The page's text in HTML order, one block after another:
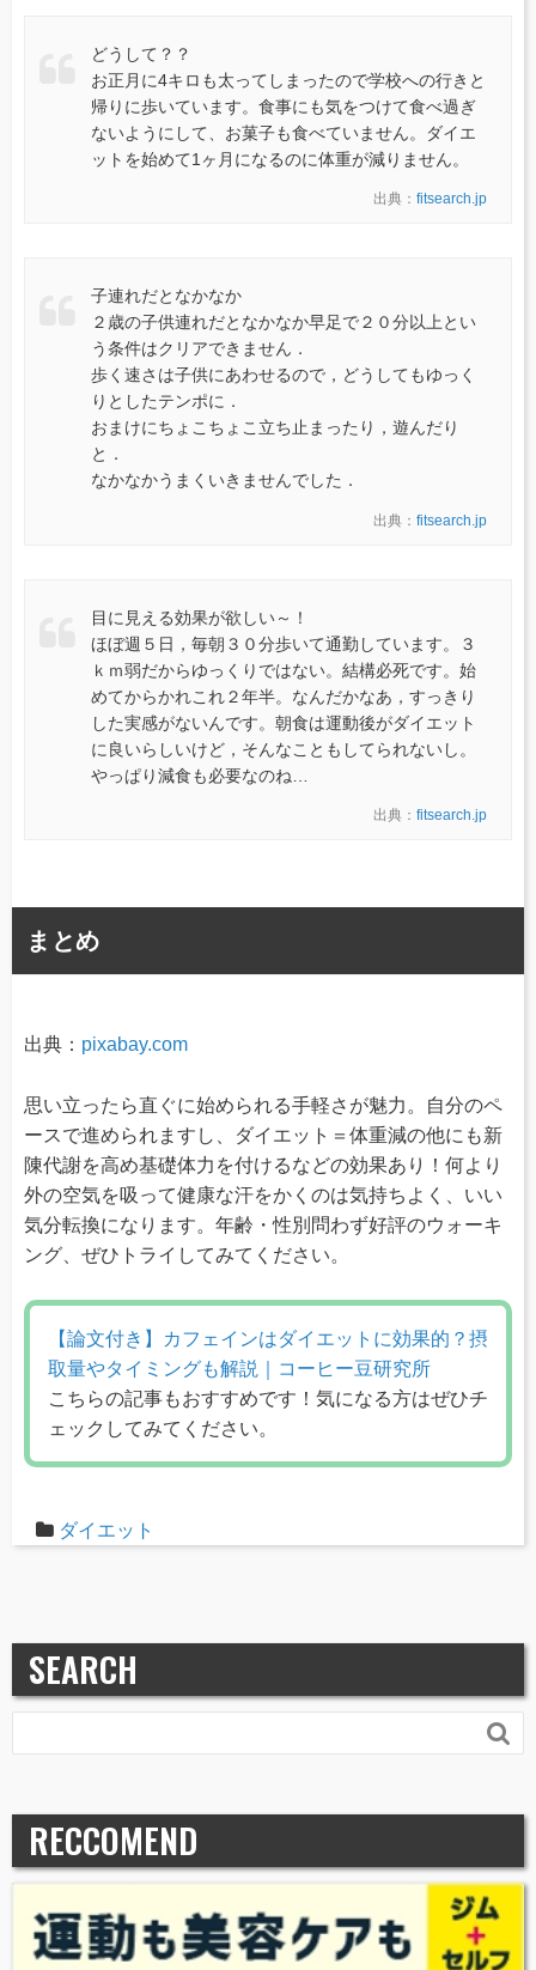
どうして？？
お正月に4キロも太ってしまったので学校への行きと
帰りに歩いています。食事にも気をつけて食べ過ぎ
ないようにして、お菓子も食べていません。ダイエ
ットを始めて1ヶ月になるのに体重が減りません。
出典： fitsearch.jp
子連れだとなかなか
２歳の子供連れだとなかなか早足で２０分以上とい
う条件はクリアできません．
歩く速さは子供にあわせるので，どうしてもゆっく
りとしたテンポに．
おまけにちょこちょこ立ち止まったり，遊んだり
と．
なかなかうまくいきませんでした．
出典： fitsearch.jp
目に見える効果が欲しい～！
ほぼ週５日，毎朝３０分歩いて通勤しています。３
ｋｍ弱だからゆっくりではない。結構必死です。始
めてからかれこれ２年半。なんだかなあ，すっきり
した実感がないんです。朝食は運動後がダイエット
に良いらしいけど，そんなこともしてられないし。
やっぱり減食も必要なのね…
出典： fitsearch.jp
まとめ
出典： pixabay.com
思い立ったら直ぐに始められる手軽さが魅力。自分のペ
ースで進められますし、ダイエット＝体重減の他にも新
陳代謝を高め基礎体力を付けるなどの効果あり！何より
外の空気を吸って健康な汗をかくのは気持ちよく、いい
気分転換になります。年齢・性別問わず好評のウォーキ
ング、ぜひトライしてみてください。
【論文付き】カフェインはダイエットに効果的？摂
取量やタイミングも解説｜コーヒー豆研究所
こちらの記事もおすすめです！気になる方はぜひチ
ェックしてみてください。
ダイエット
SEARCH

RECCOMEND